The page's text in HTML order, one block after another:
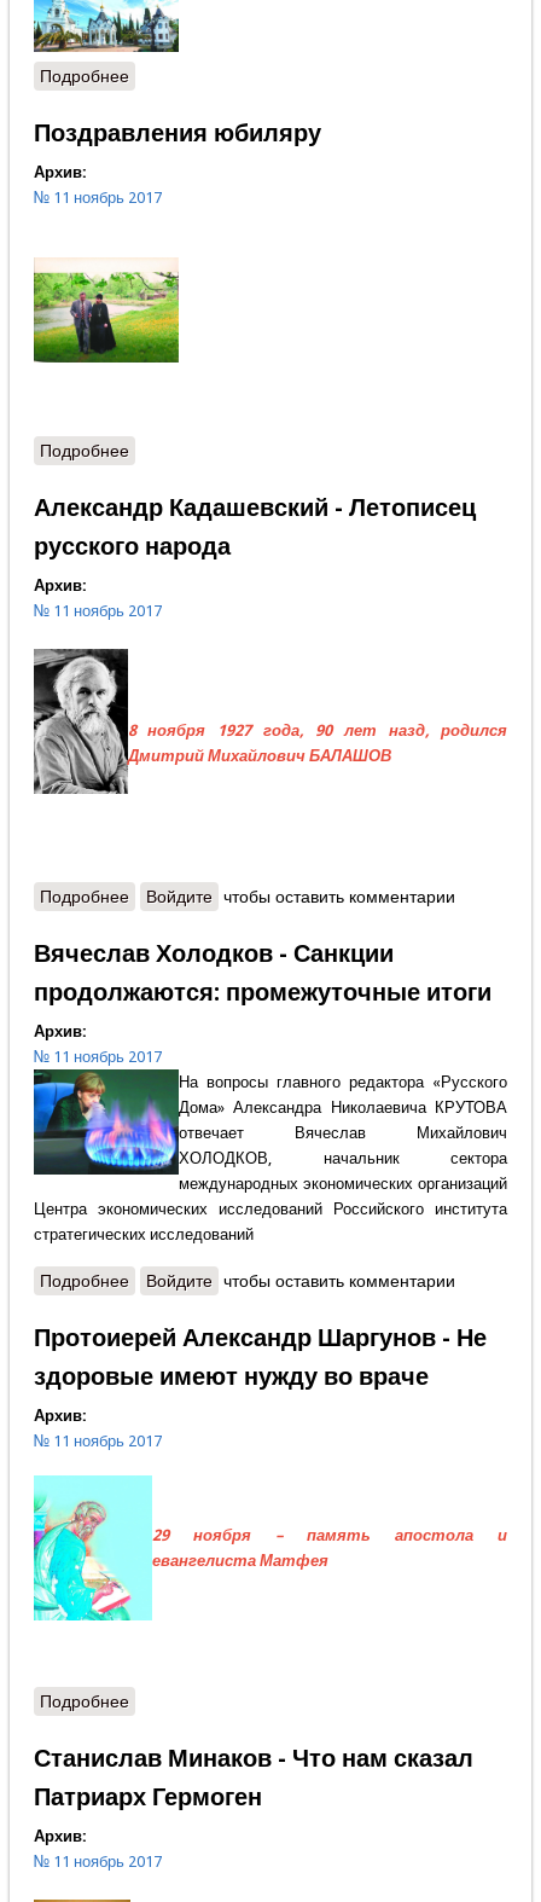
Подробнеео Зарубки
Поздравления юбиляру
Архив:
№ 11 ноябрь 2017
Подробнеео Поздравления юбиляру
Александр Кадашевский - Летописец
русского народа
Архив:
№ 11 ноябрь 2017
8 ноября 1927 года, 90 лет назд, родился
Дмитрий Михайлович БАЛАШОВ
Подробнеео Александр Кадашевский - Летописец русского
Войдите чтобы оставить комментарии
Вячеслав Холодков - Санкции
продолжаются: промежуточные итоги
Архив:
№ 11 ноябрь 2017
На вопросы главного редактора «Русского
Дома» Александра Николаевича КРУТОВА
отвечает Вячеслав Михайлович
ХОЛОДКОВ, начальник сектора
международных экономических организаций
Центра экономических исследований Российского института
стратегических исследований
Подробнеео Вячеслав Холодков - Санкции продолжаются:
Войдите чтобы оставить комментарии
Протоиерей Александр Шаргунов - Не
здоровые имеют нужду во враче
Архив:
№ 11 ноябрь 2017
29 ноября – память апостола и
евангелиста Матфея
Подробнеео Протоиерей Александр Шаргунов - Не здоровые
Станислав Минаков - Что нам сказал
Патриарх Гермоген
Архив:
№ 11 ноябрь 2017